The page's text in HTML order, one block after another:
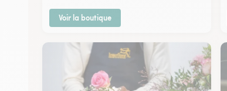
Voir la boutique